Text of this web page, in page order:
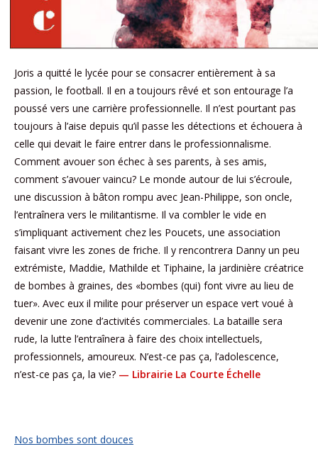
Joris a quitté le lycée pour se consacrer entièrement à sa
passion, le football. Il en a toujours rêvé et son entourage l’a
poussé vers une carrière professionnelle. Il n’est pourtant pas
toujours à l’aise depuis qu’il passe les détections et échouera à
celle qui devait le faire entrer dans le professionnalisme.
Comment avouer son échec à ses parents, à ses amis,
comment s’avouer vaincu? Le monde autour de lui s’écroule,
une discussion à bâton rompu avec Jean-Philippe, son oncle,
l’entraînera vers le militantisme. Il va combler le vide en
s’impliquant activement chez les Poucets, une association
faisant vivre les zones de friche. Il y rencontrera Danny un peu
extrémiste, Maddie, Mathilde et Tiphaine, la jardinière créatrice
de bombes à graines, des «bombes (qui) font vivre au lieu de
tuer». Avec eux il milite pour préserver un espace vert voué à
devenir une zone d’activités commerciales. La bataille sera
rude, la lutte l’entraînera à faire des choix intellectuels,
professionnels, amoureux. N’est-ce pas ça, l’adolescence,
n’est-ce pas ça, la vie? — Librairie La Courte Échelle
Nos bombes sont douces